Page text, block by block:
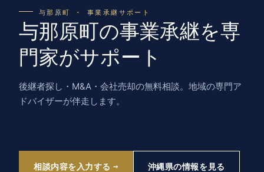
与那原町 · 事業承継サポート
与那原町の事業承継を専
門家がサポート
後継者探し・M&A・会社売却の無料相談。地域の専門ア
ドバイザーが伴走します。
相談内容を入力する 沖縄県の情報を見る